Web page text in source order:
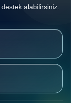
alabilirsiniz.